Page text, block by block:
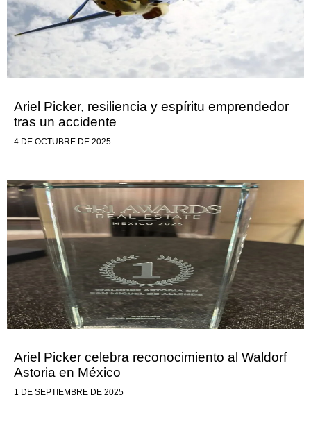
Ariel Picker, resiliencia y espíritu emprendedor
tras un accidente
4 DE OCTUBRE DE 2025
Ariel Picker celebra reconocimiento al Waldorf
Astoria en México
1 DE SEPTIEMBRE DE 2025